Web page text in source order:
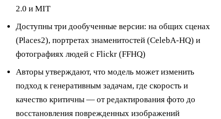
2.0 и MIT
Доступны три дообученные версии: на общих сценах
(Places2), портретах знаменитостей (CelebA-HQ) и
фотографиях людей с Flickr (FFHQ)
Авторы утверждают, что модель может изменить
подход к генеративным задачам, где скорость и
качество критичны — от редактирования фото до
восстановления поврежденных изображений